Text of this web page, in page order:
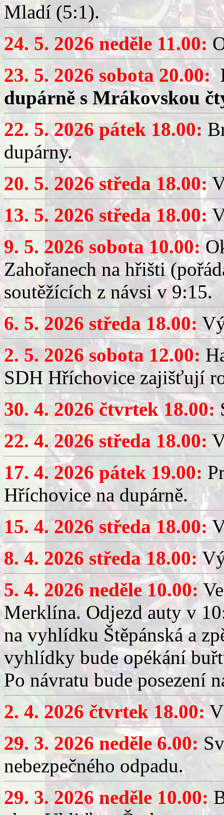
Mladí (5:1).
24. 5. 2026 neděle 11.00:
23. 5. 2026 sobota 20.00:
dupárně s Mrákovskou
22. 5. 2026 pátek 18.00:
dupárny.
20. 5. 2026 středa 18.00:
13. 5. 2026 středa 18.00:
9. 5. 2026 sobota 10.00:
Zahořanech na hřišti
soutěžících z návsi v 9:15.
6. 5. 2026 středa 18.00:
2. 5. 2026 sobota 12.00:
SDH Hříchovice zajišťují
30. 4. 2026 čtvrtek 18.00:
22. 4. 2026 středa 18.00:
17. 4. 2026 pátek 19.00:
Hříchovice na dupárně.
15. 4. 2026 středa 18.00:
8. 4. 2026 středa 18.00:
5. 4. 2026 neděle 10.00:
Merklína. Odjezd auty v
na vyhlídku Štěpánská a
vyhlídky bude opékání
Po návratu bude posezení
2. 4. 2026 čtvrtek 18.00:
29. 3. 2026 neděle 6.00:
nebezpečného odpadu.
29. 3. 2026 neděle 10.00: